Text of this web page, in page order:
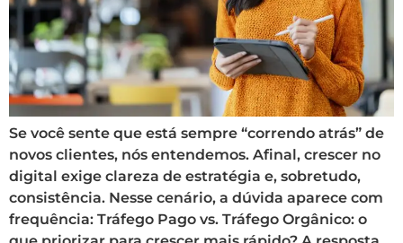
Se você sente que está sempre “correndo atrás” de
novos clientes, nós entendemos. Afinal, crescer no
digital exige clareza de estratégia e, sobretudo,
consistência. Nesse cenário, a dúvida aparece com
frequência: Tráfego Pago vs. Tráfego Orgânico: o